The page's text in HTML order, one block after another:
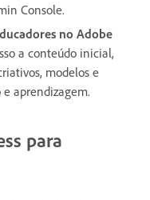
Console.
no Adobe
a conteúdo inicial,
modelos e
aprendizagem.
para